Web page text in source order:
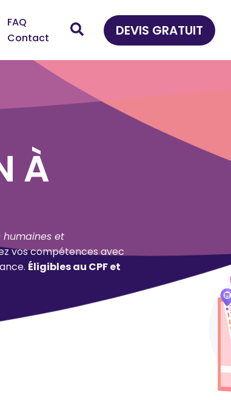
FAQ
Contact DEVIS GRATUIT
À
humaines et
vos compétences avec
Éligibles au CPF et